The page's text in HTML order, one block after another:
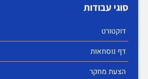
סוגי עבודות
דוקטורט
דף נוסחאות
הצעת מחקר